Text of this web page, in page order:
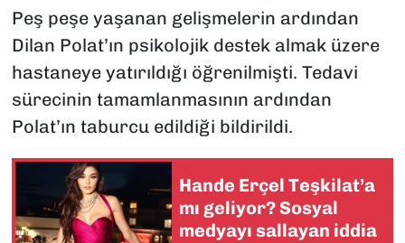
Peş peşe yaşanan gelişmelerin ardından
Dilan Polat’ın psikolojik destek almak üzere
hastaneye yatırıldığı öğrenilmişti. Tedavi
sürecinin tamamlanmasının ardından
Polat’ın taburcu edildiği bildirildi.
Hande Erçel Teşkilat’a
mı geliyor? Sosyal
medyayı sallayan iddia